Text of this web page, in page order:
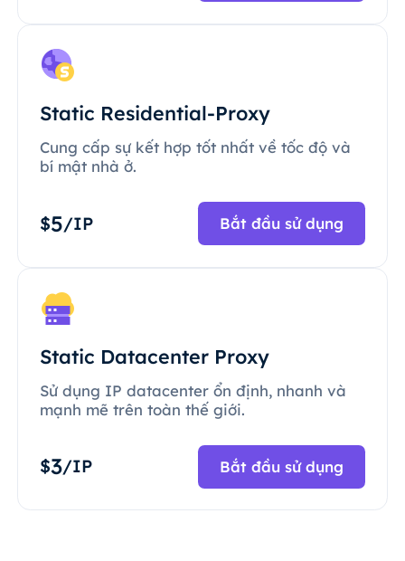
Static Residential-Proxy
Cung cấp sự kết hợp tốt nhất về tốc độ và
bí mật nhà ở.
$5/IP Bắt đầu sử dụng
Static Datacenter Proxy
Sử dụng IP datacenter ổn định, nhanh và
mạnh mẽ trên toàn thế giới.
$3/IP Bắt đầu sử dụng